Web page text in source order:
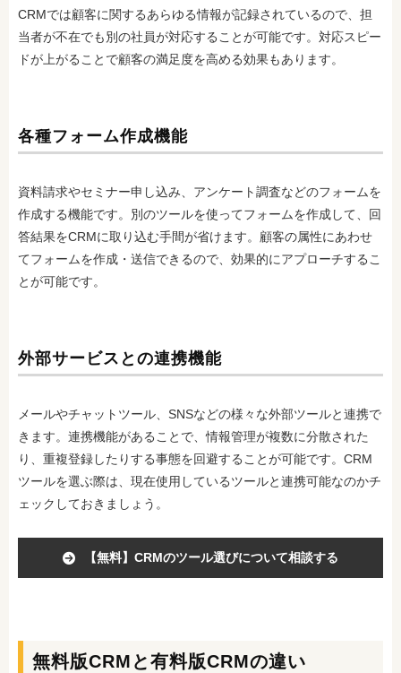
CRMでは顧客に関するあらゆる情報が記録されているので、担
当者が不在でも別の社員が対応することが可能です。対応スピー
ドが上がることで顧客の満足度を高める効果もあります。
各種フォーム作成機能
資料請求やセミナー申し込み、アンケート調査などのフォームを
作成する機能です。別のツールを使ってフォームを作成して、回
答結果をCRMに取り込む手間が省けます。顧客の属性にあわせ
てフォームを作成・送信できるので、効果的にアプローチするこ
とが可能です。
外部サービスとの連携機能
メールやチャットツール、SNSなどの様々な外部ツールと連携で
きます。連携機能があることで、情報管理が複数に分散された
り、重複登録したりする事態を回避することが可能です。CRM
ツールを選ぶ際は、現在使用しているツールと連携可能なのかチ
ェックしておきましょう。
【無料】CRMのツール選びについて相談する
無料版CRMと有料版CRMの違い